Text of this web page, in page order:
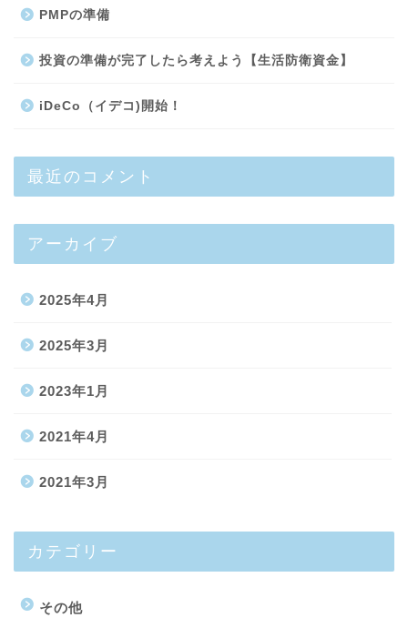
PMPの準備
投資の準備が完了したら考えよう【生活防衛資金】
iDeCo（イデコ)開始！
最近のコメント
アーカイブ
2025年4月
2025年3月
2023年1月
2021年4月
2021年3月
カテゴリー
その他